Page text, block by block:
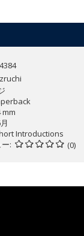
mm
Introductions
(0)